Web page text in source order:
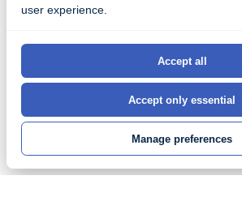
Handels- og lejebetingelser
Produktsikkerhed og
© 2026, Fanø Cykler I/S |Privacy
Booqable
user experience.
Accept all
Accept only essential
Manage preferences